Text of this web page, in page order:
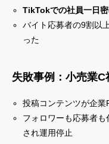
TikTokでの社員一日
バイト応募者の9割以
った
失敗事例：小売業C
投稿コンテンツが企
フォロワーも応募者
され運用停止